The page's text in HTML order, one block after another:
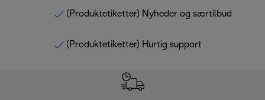
(Produktetiketter) Nyheder og særtilbud
(Produktetiketter) Hurtig support